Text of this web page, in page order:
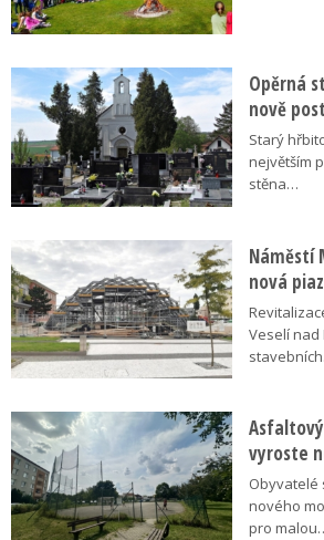
Opěrná
nově
Starý
největším
stěna…
Náměstí
nová
Veselí
vyroste
Obyvatelé
nového
pro